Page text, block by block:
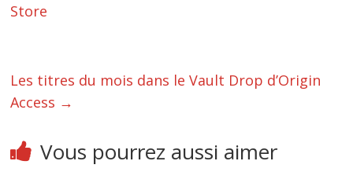
Store
Les titres du mois dans le Vault Drop d’Origin
Access →
Vous pourrez aussi aimer